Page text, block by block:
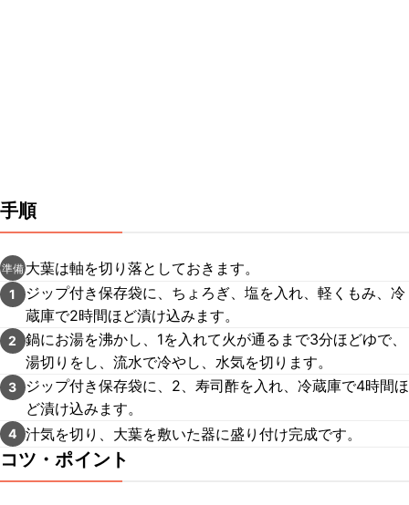
手順
準備 大葉は軸を切り落としておきます。
1
ジップ付き保存袋に、ちょろぎ、塩を入れ、軽くもみ、冷
蔵庫で2時間ほど漬け込みます。
2
鍋にお湯を沸かし、1を入れて火が通るまで3分ほどゆで、
湯切りをし、流水で冷やし、水気を切ります。
3
ジップ付き保存袋に、2、寿司酢を入れ、冷蔵庫で4時間ほ
ど漬け込みます。
4 汁気を切り、大葉を敷いた器に盛り付け完成です。
コツ・ポイント